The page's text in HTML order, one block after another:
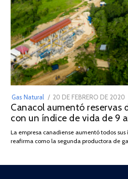
Gas Natural
POSTED
ON
20 DE FEBRERO DE 2020
Canacol aumentó reservas
con un índice de vida de 9
La empresa canadiense aumentó todos
reafirma como la segunda productora de